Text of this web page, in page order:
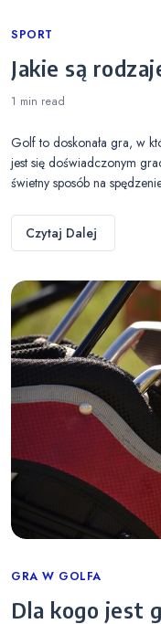
Categories
SPORT
Jakie są
1 min read
Golf to doskonała gra, w
jest się doświadczonym
świetny sposób na
Czytaj Dalej
Categories
GRA W GOLFA
Dla kogo jest